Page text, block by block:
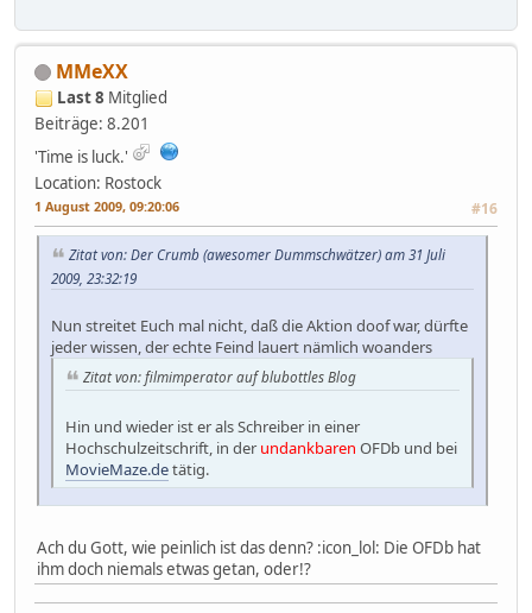
MMeXX
Last 8 Mitglied
Beiträge: 8.201
'Time is luck.'
Location: Rostock
1 August 2009, 09:20:06 #16
Zitat von: Der Crumb (awesomer Dummschwätzer) am 31 Juli
2009, 23:32:19
Nun streitet Euch mal nicht, daß die Aktion doof war, dürfte
jeder wissen, der echte Feind lauert nämlich woanders
Zitat von: filmimperator auf blubottles Blog
Hin und wieder ist er als Schreiber in einer
Hochschulzeitschrift, in der undankbaren OFDb und bei
MovieMaze.detätig.
Ach du Gott, wie peinlich ist das denn? :icon_lol: Die OFDb hat
ihm doch niemals etwas getan, oder!?